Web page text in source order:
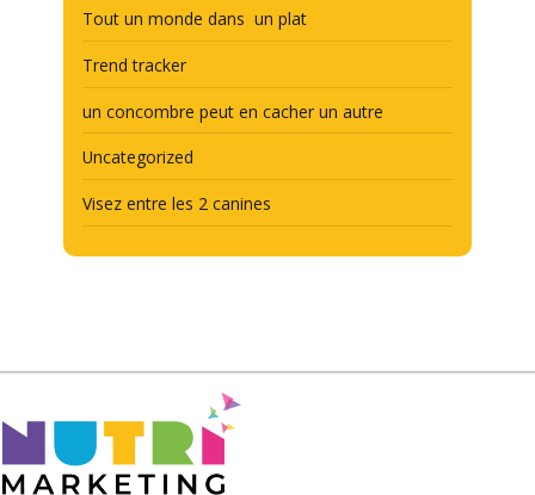
Tout un monde dans un plat
Trend tracker
un concombre peut en cacher un autre
Uncategorized
Visez entre les 2 canines